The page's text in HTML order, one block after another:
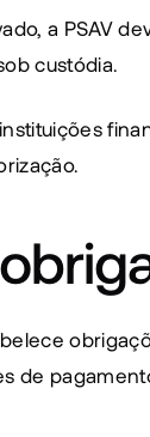
a PSAV
custódia.
de